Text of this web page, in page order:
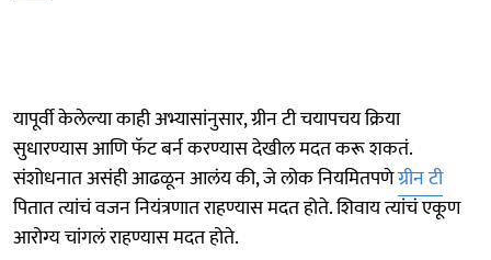
यापूर्वी केलेल्या काही अभ्यासांनुसार, ग्रीन टी चयापचय क्रिया
सुधारण्यास आणि फॅट बर्न करण्यास देखील मदत करू शकतं.
संशोधनात असंही आढळून आलंय की, जे लोक नियमितपणेग्रीन टी
पितात त्यांचं वजन नियंत्रणात राहण्यास मदत होते. शिवाय त्यांचं एकूण
आरोग्य चांगलं राहण्यास मदत होते.